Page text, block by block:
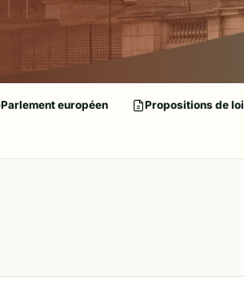
Parlement européen Propositions de loi